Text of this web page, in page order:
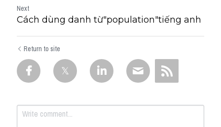
Next
Cách dùng danh từ"population"tiếng anh
Return to site